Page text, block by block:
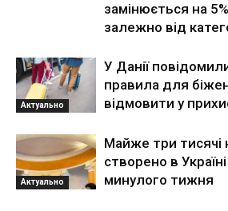
замінюється на
залежно від
Актуально
У Данії
правила для
відмовити у
Актуально
Майже три тисячі
створено в
минулого тижня